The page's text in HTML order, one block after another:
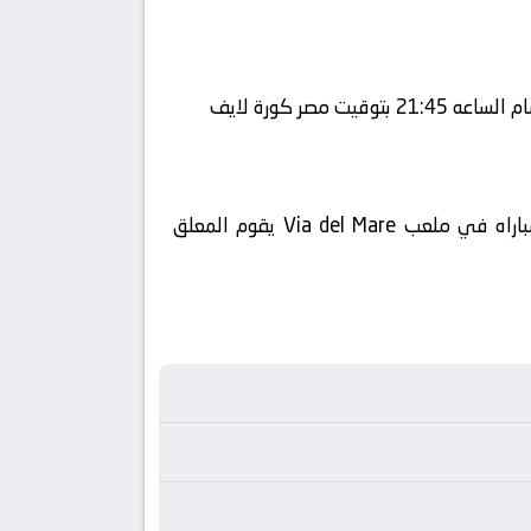
في العارضة تنقل أحداث المباراة في الوطن العربي فضائيا على قناة Starzplay كورة 360 ويتم إستضافة المباراه في ملعب Via del Mare يقوم المعلق